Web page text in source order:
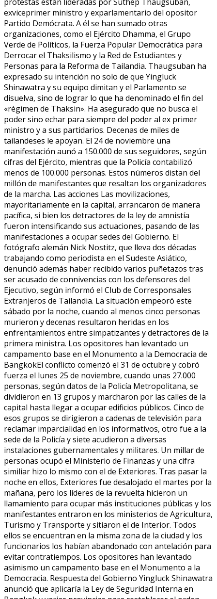
exviceprimer ministro y exparlamentario del opositor
Partido Demócrata. A él se han sumado otras
organizaciones, como el Ejército Dhamma, el Grupo
Verde de Políticos, la Fuerza Popular Democrática para
Derrocar el Thaksilismo y la Red de Estudiantes y
Personas para la Reforma de Tailandia. Thaugsuban ha
expresado su intención no solo de que Yingluck
Shinawatra y su equipo dimitan y el Parlamento se
disuelva, sino de lograr lo que ha denominado el fin del
«régimen de Thaksin». Ha asegurado que no busca el
poder sino echar para siempre del poder al ex primer
ministro y a sus partidarios. Decenas de miles de
tailandeses le apoyan. El 24 de noviembre una
manifestación aunó a 150.000 de sus seguidores, según
cifras del Ejército, mientras que la Policía contabilizó
menos de 100.000 personas. Estos números distan del
millón de manifestantes que resaltan los organizadores
de la marcha. Las acciones Las movilizaciones,
mayoritariamente en la capital, arrancaron de manera
pacífica, si bien los detractores de la ley de amnistía
fueron intensificando sus actuaciones, pasando de las
manifestaciones a ocupar sedes del Gobierno. El
fotógrafo alemán Nick Nostitz, que lleva dos décadas
trabajando como periodista en el Sudeste Asiático,
denunció además haber recibido varios puñetazos tras
ser acusado de connivencias con los defensores del
Ejecutivo, según informó el Club de Corresponsales
Extranjeros de Tailandia. La situación empeoró este
sábado por la noche, cuando al menos cinco personas
murieron y decenas resultaron heridas en los
enfrentamientos entre simpatizantes y detractores de la
primera ministra. Los opositores han levantado un
campamento base en el Monumento a la Democracia de
BangkokEl conflicto comenzó el 31 de octubre y cobró
fuerza el lunes 25 de noviembre, cuando unas 27.000
personas, según datos de la Policía Metropolitana, se
dividieron en 13 grupos y marcharon por las calles de la
capital hasta llegar a ocupar edificios públicos. Cinco de
esos grupos se dirigieron a cadenas de televisión para
reclamar imparcialidad en los informativos, otro fue a la
sede de la Policía y siete acudieron a diversas
instalaciones gubernamentales y militares. Un millar de
personas ocupó el Ministerio de Finanzas y una cifra
similiar hizo lo mismo con el de Exteriores. Tras pasar la
noche en ellos, Exteriores fue desalojado el martes por la
mañana, pero los líderes de la revuelta hicieron un
llamamiento para ocupar más instituciones públicas y los
manifestantes entraron en los ministerios de Agricultura,
Turismo y Transporte y sitiaron el de Interior. Todos
ellos se encuentran en la misma zona de la ciudad y los
funcionarios los habían abandonado con antelación para
evitar contratiempos. Los opositores han levantado
asimismo un campamento base en el Monumento a la
Democracia. Respuesta del Gobierno Yingluck Shinawatra
anunció que aplicaría la Ley de Seguridad Interna en